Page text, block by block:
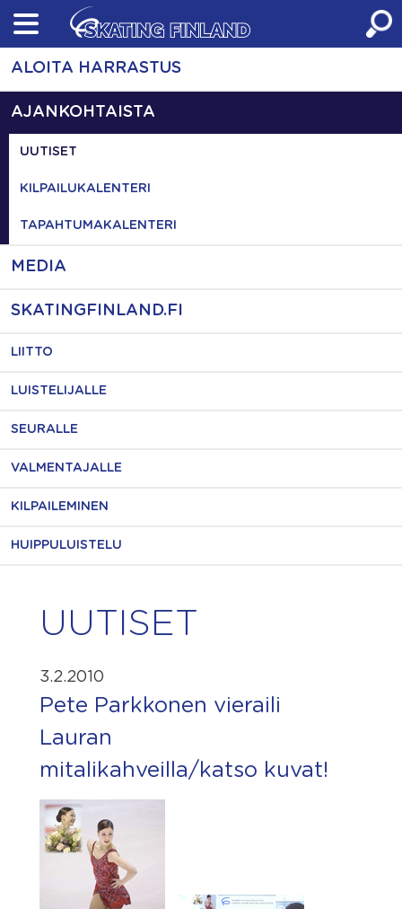
Skip
content
ALOITA HARRASTUS
AJANKOHTAISTA
UUTISET
KILPAILUKALENTERI
TAPAHTUMAKALENTERI
MEDIA
SKATINGFINLAND.FI
LIITTO
LUISTELIJALLE
SEURALLE
VALMENTAJALLE
KILPAILEMINEN
HUIPPULUISTELU
UUTISET
3.2.2010
Pete Parkkonen vieraili
Lauran
mitalikahveilla/katso kuvat!